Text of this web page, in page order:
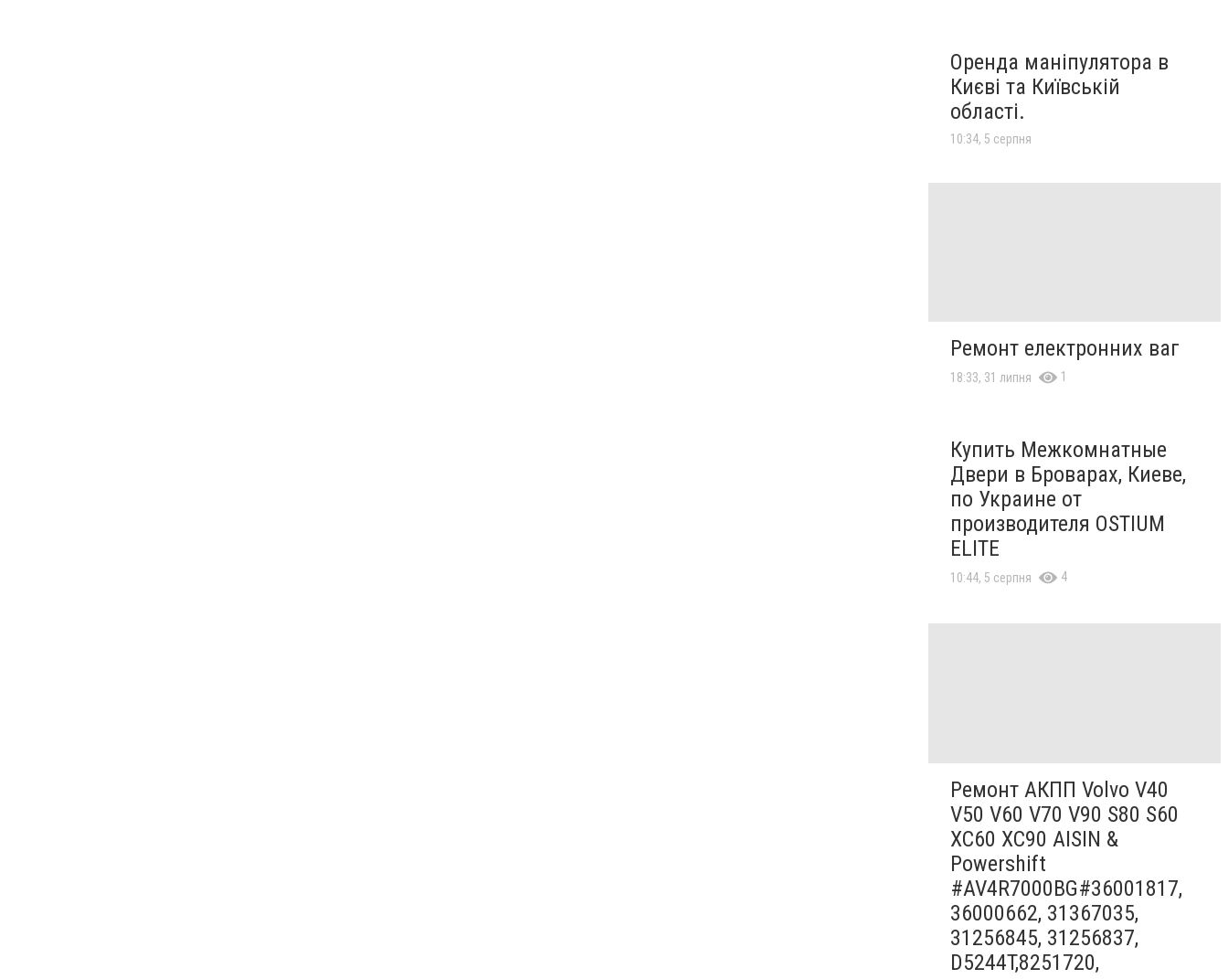
Оренда маніпулятора в
Києві та Київській
області.
10:34, 5 серпня
Ремонт електронних ваг
18:33, 31 липня 1
Купить Межкомнатные
Двери в Броварах, Киеве,
по Украине от
производителя OSTIUM
ELITE
10:44, 5 серпня 4
Ремонт АКПП Volvo V40
V50 V60 V70 V90 S80 S60
XC60 XC90 AISIN &
Powershift
#AV4R7000BG#36001817,
36000662, 31367035,
31256845, 31256837,
D5244T,8251720,